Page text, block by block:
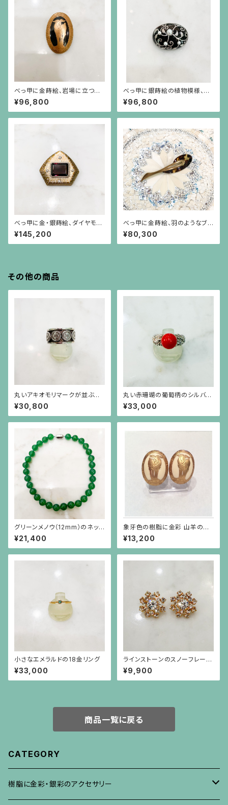
べっ甲に金蒔絵、岩場に立つ山
羊とアーカンサス模様のブロー
チ（小）
¥96,800
べっ甲に銀蒔絵の植物模様、大
小の真珠の小さなブローチ
¥96,800
べっ甲に金・銀蒔絵、ダイヤモン
ド、シルバーで覆輪された四角い
ガーネットのブローチ
¥145,200
べっ甲に金蒔絵、羽のようなブ
ローチ
¥80,300
その他の商品
丸いアキオモリマークが並ぶシ
ルバーリング
¥30,800
丸い赤珊瑚の葡萄柄のシルバー
台リング
¥33,000
グリーンメノウ（12mm）のネック
レス
¥21,400
象牙色の樹脂に金彩 山羊のイ
ヤリング 楕円
¥13,200
小さなエメラルドの18金リング
¥33,000
ラインストーンのスノーフレーク
のような金色ピアス（チタンポス
ト）
¥9,900
商品一覧に戻る
CATEGORY
樹脂に金彩・銀彩のアクセサリー